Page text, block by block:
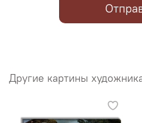
Другие картины